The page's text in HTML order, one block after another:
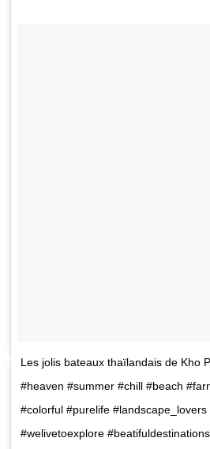
Les jolis bateaux thaïlandais de Kho
#heaven #summer #chill #beach
#colorful #purelife
#welivetoexplore